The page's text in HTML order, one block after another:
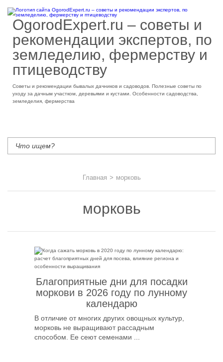
OgorodExpert.ru – cоветы и
рекомендации экспертов, по
земледелию, фермерству и
птицеводству
Советы и рекомендации бывалых дачников и садоводов. Полезные советы по
уходу за дачным участком, деревьями и кустами. Особенности садоводства,
земледелия, фермерства
Главная > морковь
морковь
Благоприятные дни для посадки
моркови в 2026 году по лунному
календарю
В отличие от многих других овощных культур,
морковь не выращивают рассадным
способом. Ее сеют семенами ...